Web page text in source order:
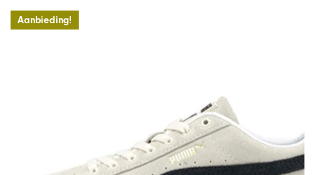
Aanbieding!